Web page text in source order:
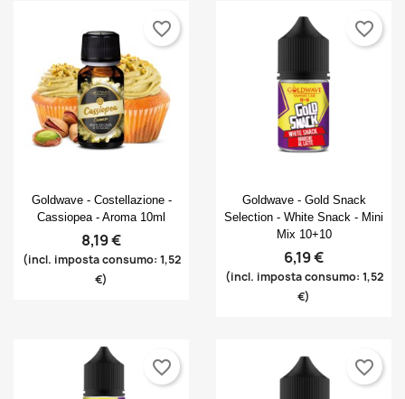
Anteprima
Goldwave - Costellazione -
Cassiopea - Aroma 10ml
8,19 €
(incl. imposta consumo: 1,52
€)
favorite_border
Anteprima
Goldwave - Gold Snack
Selection - White Snack - Mini
Mix 10+10
6,19 €
(incl. imposta consumo: 1,52
€)
favorite_border
favorite_border favorite_border